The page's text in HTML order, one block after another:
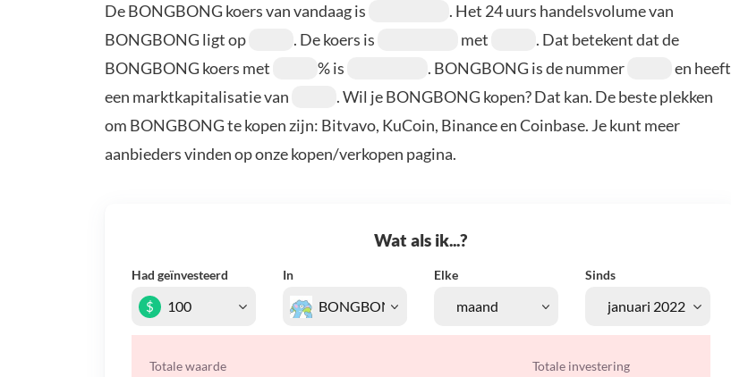
De BONGBONG koers van vandaag is
. Het 24 uurs handelsvolume van
BONGBONG ligt op
. De koers is met
. Dat betekent dat de
BONGBONG koers met
% is . BONGBONG is de nummer
en heeft
een marktkapitalisatie van
. Wil je BONGBONG kopen? Dat kan. De beste plekken
om BONGBONG te kopen zijn: Bitvavo, KuCoin, Binance en Coinbase. Je kunt meer
aanbieders vinden op onze kopen/verkopen pagina.
Wat als ik...?
Had geïnvesteerd In Elke Sinds
$
Totale waarde Totale investering